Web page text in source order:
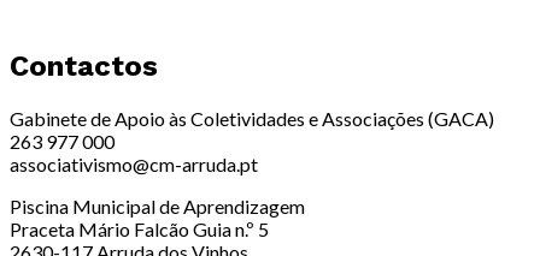
Contactos
Gabinete de Apoio às Coletividades e Associações (GACA)
263 977 000
associativismo@cm-arruda.pt
Piscina Municipal de Aprendizagem
Praceta Mário Falcão Guia n.º 5